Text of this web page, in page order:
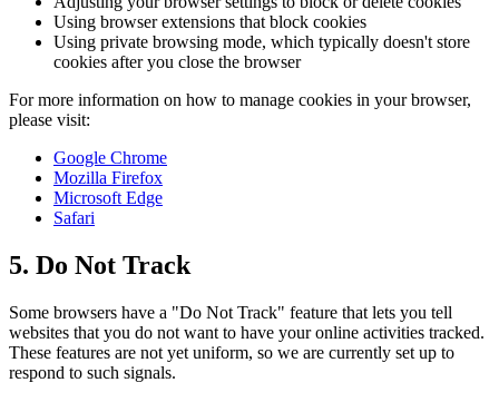
Using browser extensions that block cookies
Using private browsing mode, which typically doesn't store
cookies after you close the browser
For more information on how to manage cookies in your browser,
please visit:
Google Chrome
Mozilla Firefox
Microsoft Edge
Safari
5. Do Not Track
Some browsers have a "Do Not Track" feature that lets you tell
websites that you do not want to have your online activities tracked.
These features are not yet uniform, so we are currently set up to
respond to such signals.